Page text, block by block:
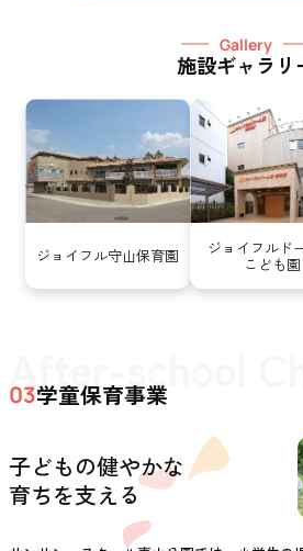
Gallery
施設ギャラリ
ジョイフル守山保育園 ジョイフルド
こども園
After-school
03学童保育事業
子どもの健やかな
育ちを支える